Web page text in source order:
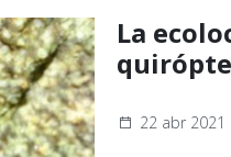
La
22 abr 2021